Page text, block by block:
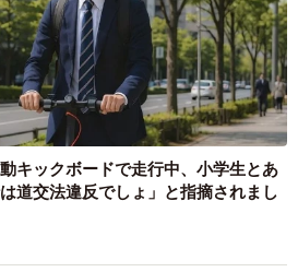
キックボードで走行中、小学生とあ
道交法違反でしょ」と指摘されまし